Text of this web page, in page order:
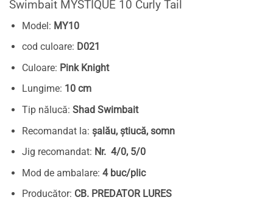
Swimbait MYSTIQUE 10 Curly Tail
Model: MY10
cod culoare: D021
Culoare: Pink Knight
Lungime: 10 cm
Tip nălucă: Shad Swimbait
Recomandat la: șalău, știucă, somn
Jig recomandat: Nr. 4/0, 5/0
Mod de ambalare: 4 buc/plic
Producător: CB. PREDATOR LURES